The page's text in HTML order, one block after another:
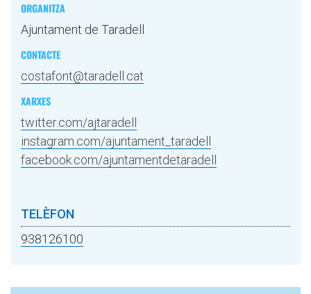
ORGANITZA
Ajuntament de Taradell
CONTACTE
costafont@taradell.cat
XARXES
twitter.com/ajtaradell
instagram.com/ajuntament_taradell
facebook.com/ajuntamentdetaradell
TELÈFON
938126100